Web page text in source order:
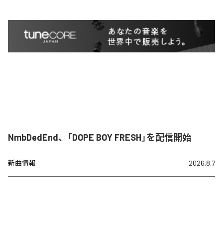
NmbDedEnd、「DOPE BOY FRESH」を配信開始
新曲情報 2026.8.7